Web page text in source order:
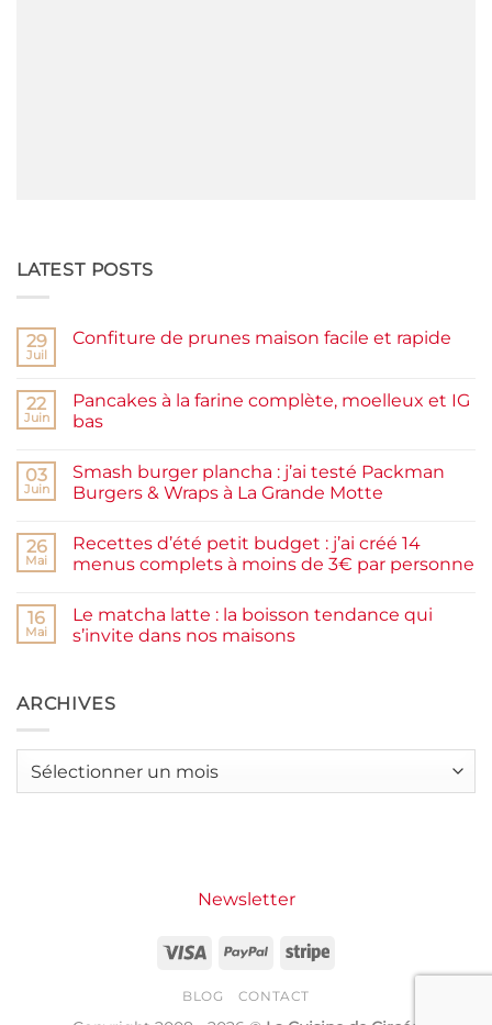
LATEST POSTS
29
Juil
Confiture de prunes maison facile et rapide
Confiture
de
prunes
et
rapide
22
Juin
Pancakes à la farine complète, moelleux et IG
bas
sur
Pancakes
à
complète,
et
03
Juin
Smash burger plancha : j’ai testé Packman
Burgers & Wraps à La Grande Motte
sur
burger
testé
Packman
Burgers &
Grande
Motte
26
Mai
Recettes d’été petit budget : j’ai créé 14
menus complets à moins de 3€ par personne
sur
Recettes
d’été
j’ai
créé
à
16
Mai
Le matcha latte : la boisson tendance qui
s’invite dans nos maisons
Le
matcha
boisson
ARCHIVES
Archives
Newsletter
Visa PayPal Stripe
BLOG CONTACT